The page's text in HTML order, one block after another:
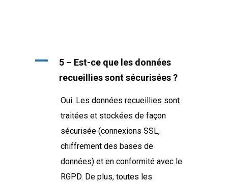
A
5 – Est-ce que les données
recueillies sont sécurisées ?
Oui. Les données recueillies sont
traitées et stockées de façon
sécurisée (connexions SSL,
chiffrement des bases de
données) et en conformité avec le
RGPD. De plus, toutes les